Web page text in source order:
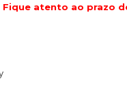
Fique atento ao prazo